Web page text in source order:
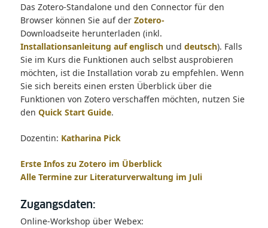
Das Zotero-Standalone und den Connector für den
Browser können Sie auf der Zotero-
Downloadseite herunterladen (inkl.
Installationsanleitung auf englischund deutsch). Falls
Sie im Kurs die Funktionen auch selbst ausprobieren
möchten, ist die Installation vorab zu empfehlen. Wenn
Sie sich bereits einen ersten Überblick über die
Funktionen von Zotero verschaffen möchten, nutzen Sie
den Quick Start Guide.
Dozentin: Katharina Pick
Erste Infos zu Zotero im Überblick
Alle Termine zur Literaturverwaltung im Juli
Zugangsdaten:
Online-Workshop über Webex: